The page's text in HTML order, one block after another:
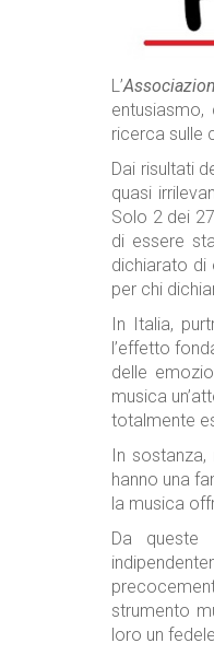
L’
ricerca sulle
Dai risultati
quasi
Solo 2 dei
di essere
dichiarato di
per chi
In Italia,
l’effetto
delle
musica
totalmente
In sostanza,
hanno una
la musica
Da queste
strumento
loro un